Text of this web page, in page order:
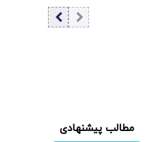
منطقه را ترک کنید
مطالب پیشنهادی